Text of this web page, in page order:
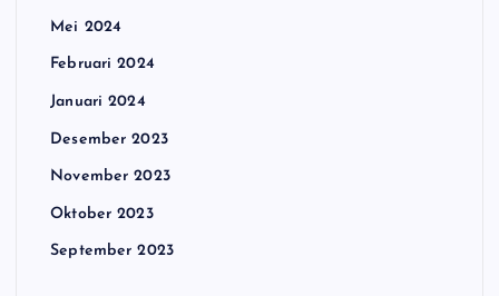
Mei 2024
Februari 2024
Januari 2024
Desember 2023
November 2023
Oktober 2023
September 2023